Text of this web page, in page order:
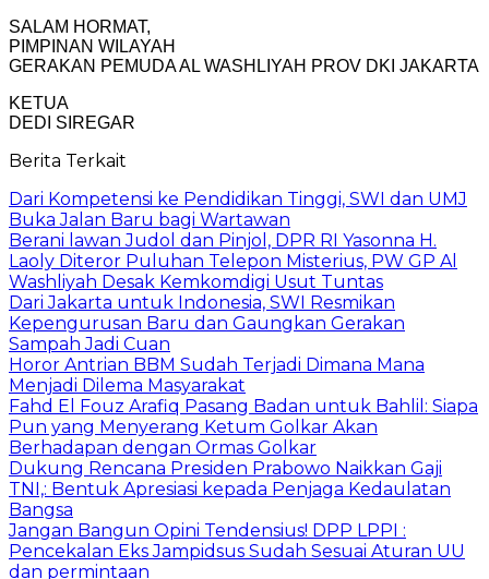
SALAM HORMAT,
PIMPINAN WILAYAH
GERAKAN PEMUDA AL WASHLIYAH PROV DKI JAKARTA
KETUA
DEDI SIREGAR
Berita Terkait
Dari Kompetensi ke Pendidikan Tinggi, SWI dan UMJ
Buka Jalan Baru bagi Wartawan
Berani lawan Judol dan Pinjol, DPR RI Yasonna H.
Laoly Diteror Puluhan Telepon Misterius, PW GP Al
Washliyah Desak Kemkomdigi Usut Tuntas
Dari Jakarta untuk Indonesia, SWI Resmikan
Kepengurusan Baru dan Gaungkan Gerakan
Sampah Jadi Cuan
Horor Antrian BBM Sudah Terjadi Dimana Mana
Menjadi Dilema Masyarakat
Fahd El Fouz Arafiq Pasang Badan untuk Bahlil: Siapa
Pun yang Menyerang Ketum Golkar Akan
Berhadapan dengan Ormas Golkar
Dukung Rencana Presiden Prabowo Naikkan Gaji
TNI,: Bentuk Apresiasi kepada Penjaga Kedaulatan
Bangsa
Jangan Bangun Opini Tendensius! DPP LPPI :
Pencekalan Eks Jampidsus Sudah Sesuai Aturan UU
dan permintaan